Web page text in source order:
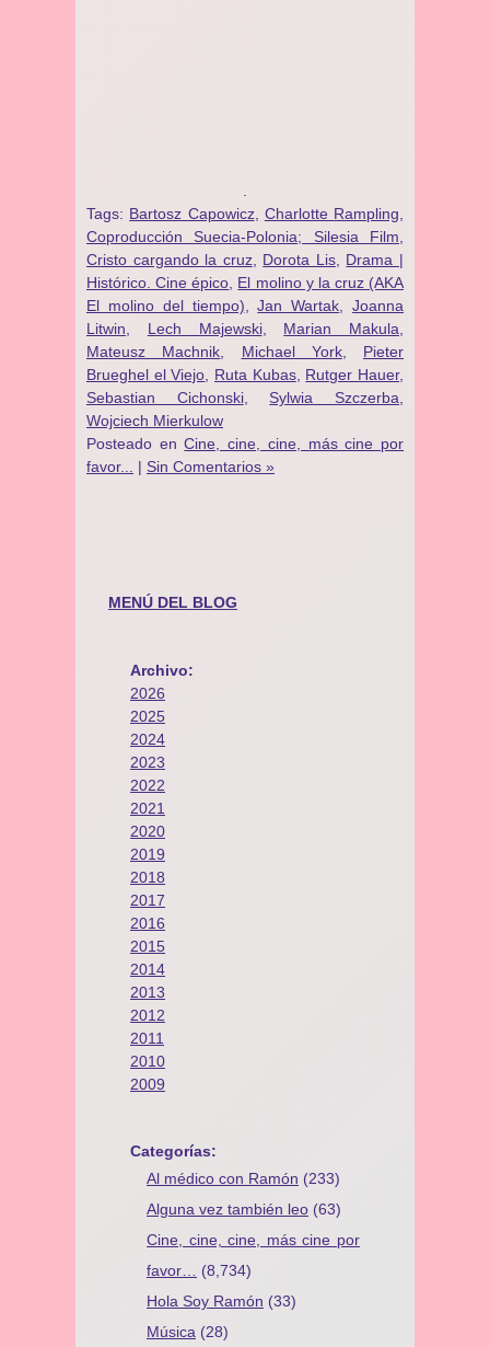
Tags: Bartosz Capowicz, Charlotte Rampling
Coproducción Suecia-Polonia; Silesia Film
Cristo cargando la cruz, Dorota Lis, Drama |
Histórico. Cine épico El molino y la cruz (AKA
El molino del tiempo) ,Jan Wartak ,Joanna
Litwin
Lech Majewski, Marian Makula
Mateusz Machnik
Michael York, Pieter
Brueghel el Viejo
Ruta Kubas, Rutger Hauer,
Sebastian Cichonski, Sylwia Szczerba
Wojciech Mierkulow
Posteado enCine, cine, cine, más cine por
favor...
| Sin Comentarios »
MENÚ DEL BLOG
Archivo:
2026
2025
2024
2023
2022
2021
2020
2019
2018
2017
2016
2015
2014
2013
2012
2011
2010
2009
Categorías:
Al médico con Ramón (233)
Alguna vez también leo (63)
Cine, cine, cine, más cine por
favor…
(8,734)
Hola Soy Ramón (33)
Música (28)